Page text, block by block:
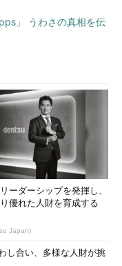
」 うわさの真相を伝
ーダーシップを発揮し、
優れた人財を育成する
Japan)
し合い、多様な人財が挑